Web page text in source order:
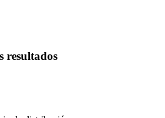
resultados